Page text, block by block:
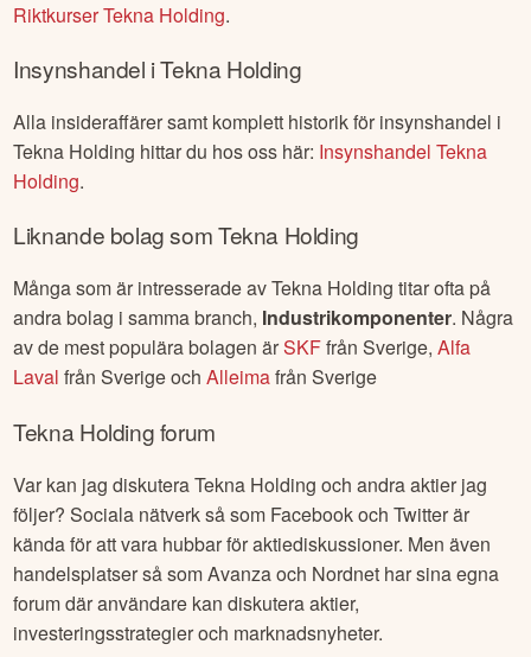
RiktkurserTekna Holding.
Insynshandel iTekna Holding
Alla insideraffärer samt komplett historik för insynshandel i
Tekna Holding hittar du hos oss här: InsynshandelTekna
Holding.
Liknande bolag somTekna Holding
Många som är intresserade avTekna Holding titar ofta på
andra bolag i samma branch, Industrikomponenter. Några
av de mest populära bolagen ärSKFfrånSverige,Alfa
Laval frånSverigeochAlleimafrånSverige
Tekna Holdingforum
Var kan jag diskuteraTekna Holding och andra aktier jag
följer? Sociala nätverk så som Facebook och Twitter är
kända för att vara hubbar för aktiediskussioner. Men även
handelsplatser så som Avanza och Nordnet har sina egna
forum där användare kan diskutera aktier,
investeringsstrategier och marknadsnyheter.